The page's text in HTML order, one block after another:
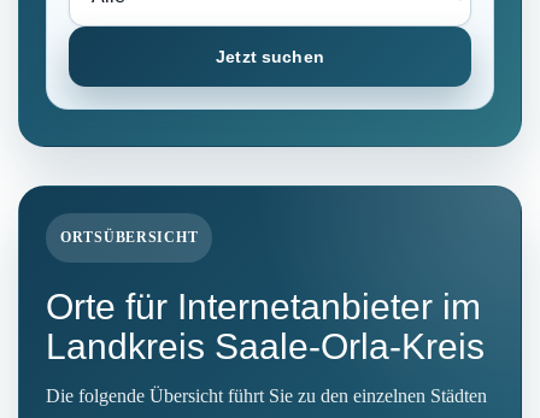
Jetzt suchen
ORTSÜBERSICHT
Orte für Internetanbieter im
Landkreis Saale-Orla-Kreis
Die folgende Übersicht führt Sie zu den einzelnen Städten